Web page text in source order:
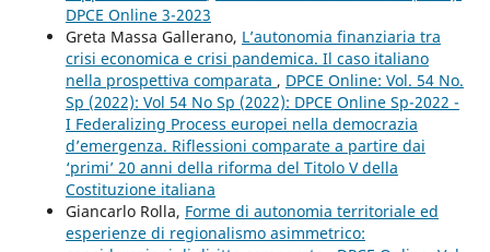
DPCE Online 3-2023
Greta Massa Gallerano, L’autonomia finanziaria tra
crisi economica e crisi pandemica. Il caso italiano
nella prospettiva comparata , DPCE Online: Vol. 54 No.
Sp (2022): Vol 54 No Sp (2022): DPCE Online Sp-2022 -
I Federalizing Process europei nella democrazia
d’emergenza. Riflessioni comparate a partire dai
‘primi’ 20 anni della riforma del Titolo V della
Costituzione italiana
Giancarlo Rolla, Forme di autonomia territoriale ed
esperienze di regionalismo asimmetrico: